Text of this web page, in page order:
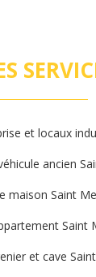
et locaux
ancien
maison Saint
Saint
et cave